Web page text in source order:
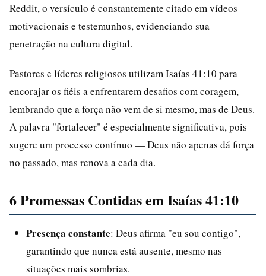
Reddit, o versículo é constantemente citado em vídeos
motivacionais e testemunhos, evidenciando sua
penetração na cultura digital.
Pastores e líderes religiosos utilizam Isaías 41:10 para
encorajar os fiéis a enfrentarem desafios com coragem,
lembrando que a força não vem de si mesmo, mas de Deus.
A palavra "fortalecer" é especialmente significativa, pois
sugere um processo contínuo — Deus não apenas dá força
no passado, mas renova a cada dia.
6 Promessas Contidas em Isaías 41:10
Presença constante: Deus afirma "eu sou contigo",
garantindo que nunca está ausente, mesmo nas
situações mais sombrias.